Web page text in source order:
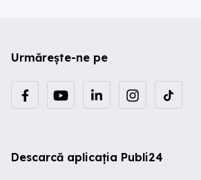
Urmărește-ne pe
Descarcă aplicația Publi24